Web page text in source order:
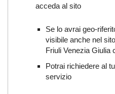
acceda al sito
Se lo avrai geo-
visibile anche nel
Friuli Venezia Giulia
Potrai richiedere al
servizio